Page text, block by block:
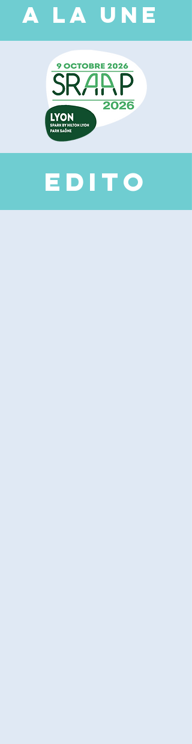
A LA UNE
EDI TO